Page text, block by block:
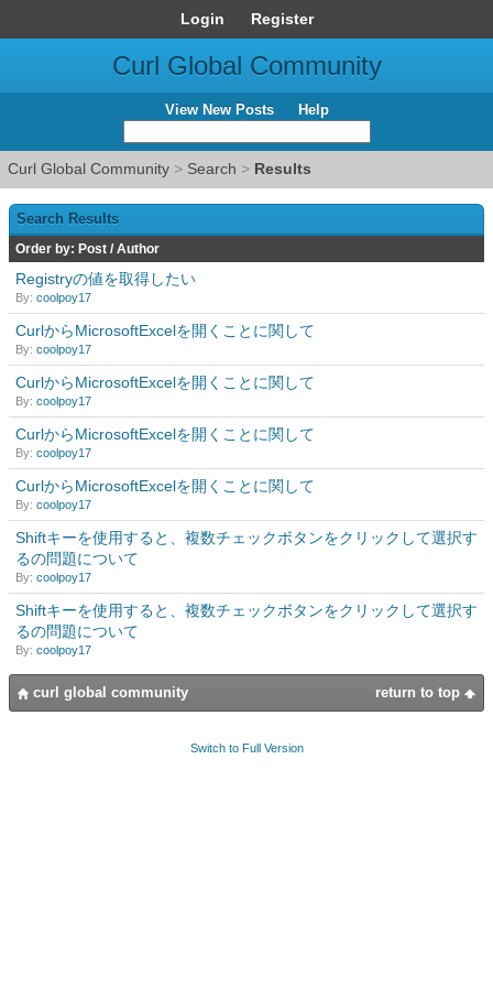
Login Register
Curl Global Community
View New Posts Help
Curl Global Community > Search > Results
Search Results
Order by: Post / Author
Registryの値を取得したい
By: coolpoy17
CurlからMicrosoftExcelを開くことに関して
By: coolpoy17
CurlからMicrosoftExcelを開くことに関して
By: coolpoy17
CurlからMicrosoftExcelを開くことに関して
By: coolpoy17
CurlからMicrosoftExcelを開くことに関して
By: coolpoy17
Shiftキーを使用すると、複数チェックボタンをクリックして選択す
るの問題について
By: coolpoy17
Shiftキーを使用すると、複数チェックボタンをクリックして選択す
るの問題について
By: coolpoy17
return to top
curl global community
Switch to Full Version